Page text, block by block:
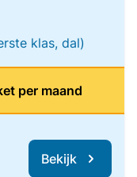
klas, dal)
per maand
Bekijk